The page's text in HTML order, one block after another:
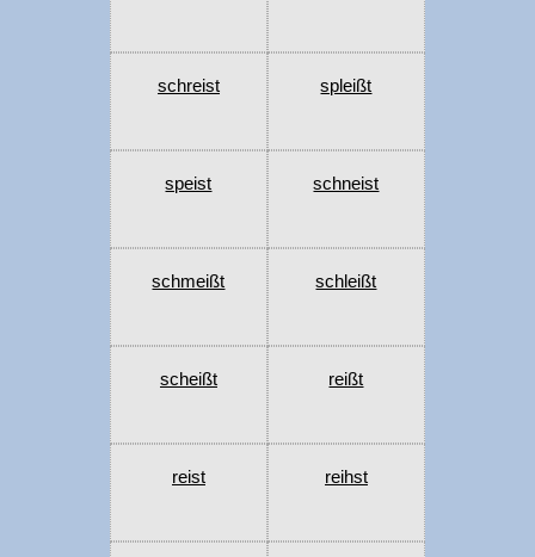
schreist spleißt
speist schneist
schmeißt schleißt
scheißt reißt
reist reihst